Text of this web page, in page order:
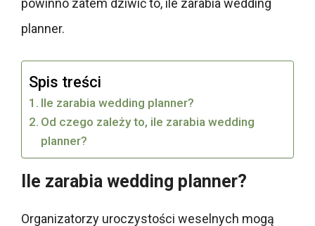
powinno zatem dziwić to, ile zarabia wedding
planner.
Spis treści
Ile zarabia wedding planner?
Od czego zależy to, ile zarabia wedding
planner?
Ile zarabia wedding planner?
Organizatorzy uroczystości weselnych mogą